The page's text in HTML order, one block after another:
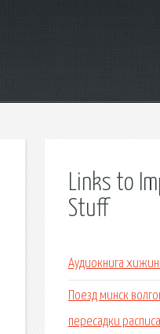
Links to
Stuff
Аудиокнига
Поезд минск
пересадки